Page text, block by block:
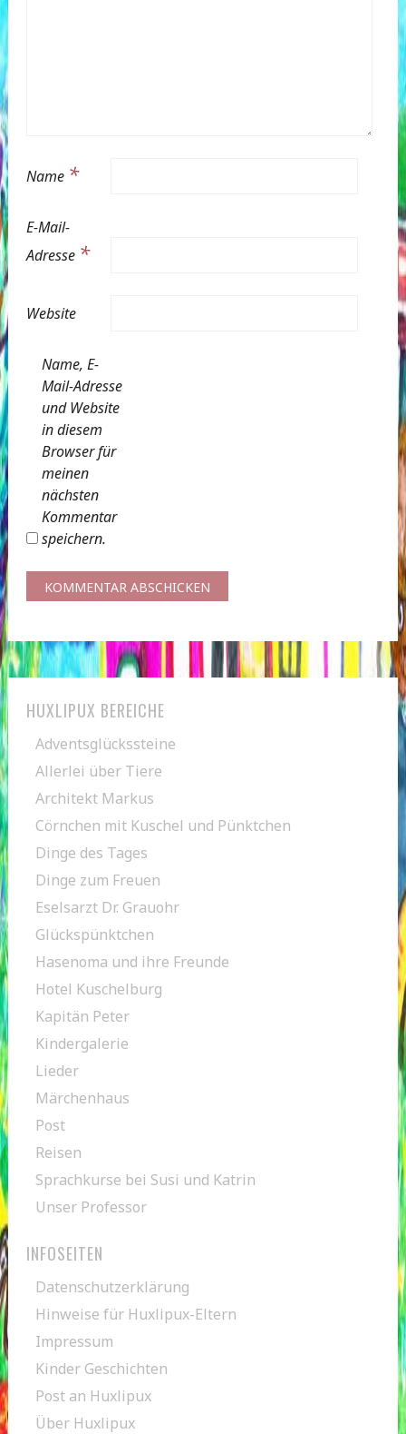
Name *
E-Mail-
Adresse *
Website
Name, E-
Mail-Adresse
und Website
in diesem
Browser für
meinen
nächsten
Kommentar
speichern.
HUXLIPUX BEREICHE
Adventsglückssteine
Allerlei über Tiere
Architekt Markus
Cörnchen mit Kuschel und Pünktchen
Dinge des Tages
Dinge zum Freuen
Eselsarzt Dr. Grauohr
Glückspünktchen
Hasenoma und ihre Freunde
Hotel Kuschelburg
Kapitän Peter
Kindergalerie
Lieder
Märchenhaus
Post
Reisen
Sprachkurse bei Susi und Katrin
Unser Professor
INFOSEITEN
Datenschutzerklärung
Hinweise für Huxlipux-Eltern
Impressum
Kinder Geschichten
Post an Huxlipux
Über Huxlipux